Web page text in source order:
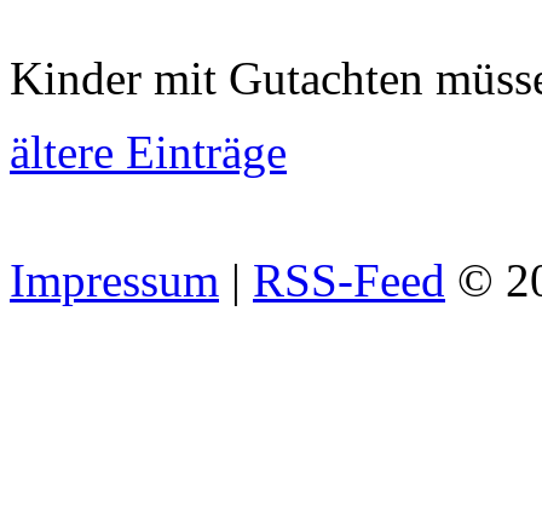
Kinder mit Gutachten
ältere Einträge
Impressum | RSS-Feed ©